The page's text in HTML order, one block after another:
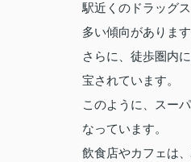
駅近くのドラッグ
多い傾向があります
さらに、徒歩圏内
宝されています。
このように、スー
なっています。
飲食店やカフェは